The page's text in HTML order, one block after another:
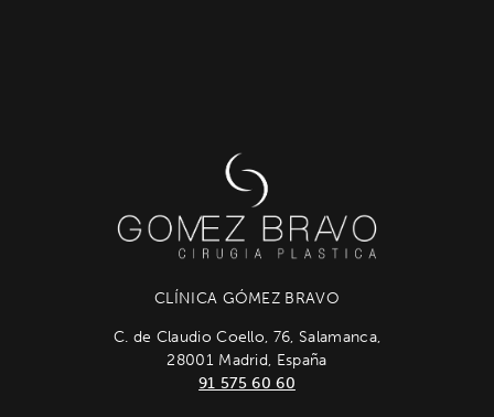
CLÍNICA GÓMEZ BRAVO
C. de Claudio Coello, 76, Salamanca,
28001 Madrid, España
91 575 60 60